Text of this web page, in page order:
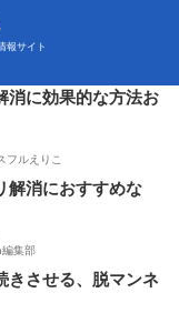
報サイト
消に効果的な方法お
フルえりこ
解消におすすめな
集部
きさせる、脱マンネ